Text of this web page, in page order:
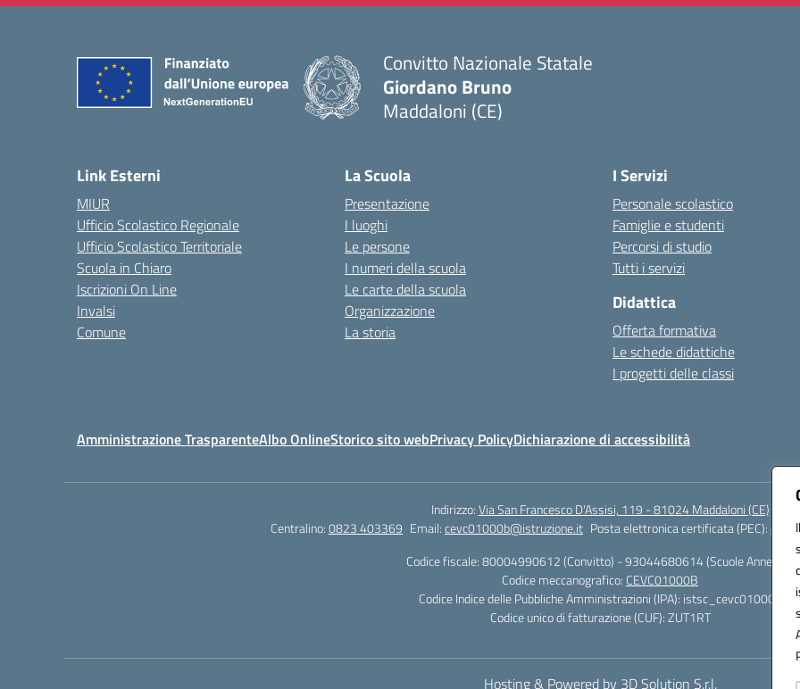
Convitto Nazionale Statale
Giordano Bruno
Maddaloni (CE)
Link Esterni
MIUR
Ufficio Scolastico Regionale
Ufficio Scolastico Territoriale
Scuola in Chiaro
Iscrizioni On Line
Invalsi
Comune
La Scuola
Presentazione
I luoghi
Le persone
I numeri della scuola
Le carte della scuola
Organizzazione
La storia
I Servizi
Personale scolastico
Famiglie e studenti
Percorsi di studio
Tutti i servizi
Didattica
Offerta formativa
Le schede didattiche
I progetti delle classi
Amministrazione TrasparenteAlbo OnlineStorico sito webPrivacy PolicyDichiarazione di accessibilità
Indirizzo:Via San Francesco D'Assisi, 119 - 81024 Maddaloni (CE)
Centralino:0823 403369 Email:cevc01000b@istruzione.it Posta elettronica certificata (PEC):
Codice fiscale: 80004990612 (Convitto) - 93044680614 (Scuole Annesse)
Codice meccanografico: CEVC01000B
Codice Indice delle Pubbliche Amministrazioni (IPA): istsc_cevc01000b
Codice unico di fatturazione (CUF): ZUT1RT
Hosting & Powered by 3D Solution S.r.l.